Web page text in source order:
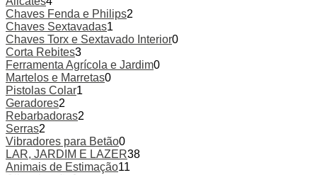
Chaves Fenda e Philips2
Chaves Sextavadas1
Chaves Torx e Sextavado Interior0
Corta Rebites3
Ferramenta Agrícola e Jardim0
Martelos e Marretas0
Pistolas Colar1
Geradores2
Rebarbadoras2
Serras2
Vibradores para Betão0
LAR, JARDIM E LAZER38
Animais de Estimação11